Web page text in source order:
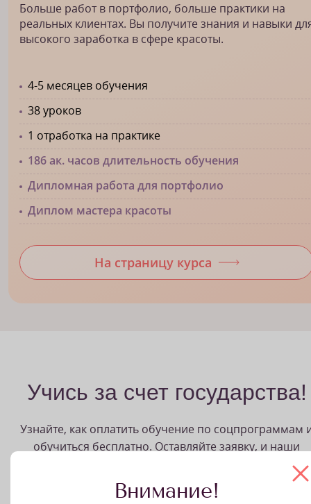
Больше работ в портфолио, больше практики на
реальных клиентах. Вы получите знания и навыки
высокого заработка в сфере красоты.
4-5 месяцев обучения
38 уроков
1 отработка на практике
186 ак. часов длительность обучения
Дипломная работа для портфолио
Диплом мастера красоты
На страницу курса
Учись за счет государства!
Узнайте, как оплатить обучение по соцпрограммам
обучиться бесплатно. Оставляйте заявку, и наши
менеджеры расскажут, какие документы нужны для
участия в одной из социальных программ
Внимание!